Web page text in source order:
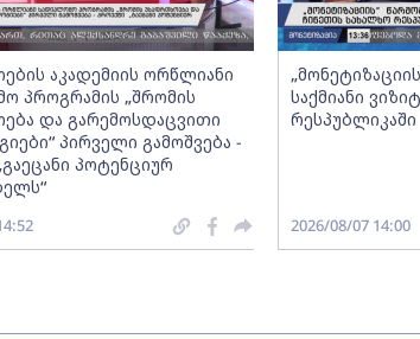
აკადემიის ორწლიანი
პროგრამის „შრომის
და გარემოსდაცვითი
პირველი გამოშვება -
პოტენციურ
საქმიანი
რესპუბლიკაში
2026/08/07 14:00